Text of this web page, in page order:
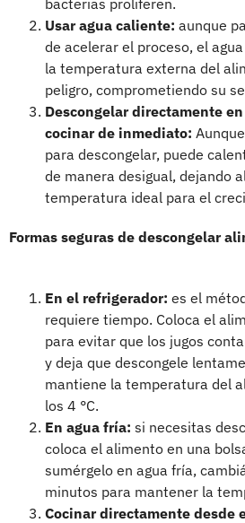
Usar agua caliente: aunque
de acelerar el proceso, el
la temperatura externa del
peligro, comprometiendo su
Descongelar directamente
cocinar de inmediato:
para descongelar, puede
de manera desigual, dejando
temperatura ideal para el
Formas seguras de descongelar
En el refrigerador: es el
requiere tiempo. Coloca el
para evitar que los jugos
y deja que descongele
mantiene la temperatura del
los 4 °C.
En agua fría: si necesitas
coloca el alimento en una
sumérgelo en agua fría,
minutos para mantener la
Cocinar directamente desde